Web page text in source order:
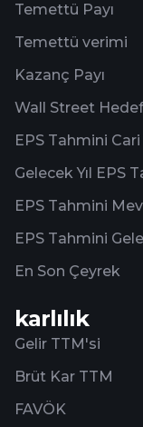
Temettü Payı
Temettü verimi
Kazanç Payı
Wall Street Hedef
EPS Tahmini Cari
Gelecek Yıl EPS
EPS Tahmini
EPS Tahmini
En Son Çeyrek
karlılık
Gelir TTM'si
Brüt Kar TTM
FAVÖK